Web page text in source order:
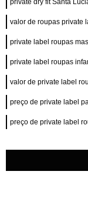
private dry fit Santa
valor de roupas private
private label roupas
private label roupas
valor de private label
preço de private label
preço de private label